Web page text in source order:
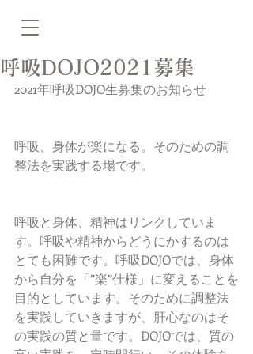
呼吸DOJO2021募集
2021年呼吸DOJO生募集のお知らせ
呼吸、身体が楽になる。そのための調
整法を実践する場です。
呼吸と身体、精神はリンクしていま
す。呼吸や精神からどうにかするのは
とても困難です。呼吸DOJOでは、身体
から自分を「”楽”仕様」に変えることを
目的としています。そのために調整法
を実践していきますが、肝心なのはそ
の実践の質と量です。DOJOでは、質の